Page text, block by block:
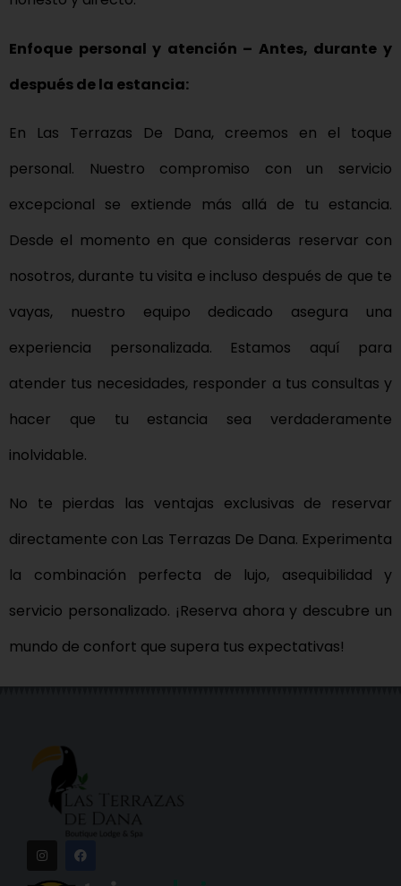
Enfoque personal y atención – Antes, durante y
después de la estancia:
En Las Terrazas De Dana, creemos en el toque
personal. Nuestro compromiso con un servicio
excepcional se extiende más allá de tu estancia.
Desde el momento en que consideras reservar con
nosotros, durante tu visita e incluso después de que te
vayas, nuestro equipo dedicado asegura una
experiencia personalizada. Estamos aquí para
atender tus necesidades, responder a tus consultas y
hacer que tu estancia sea verdaderamente
inolvidable.
No te pierdas las ventajas exclusivas de reservar
directamente con Las Terrazas De Dana. Experimenta
la combinación perfecta de lujo, asequibilidad y
servicio personalizado. ¡Reserva ahora y descubre un
mundo de confort que supera tus expectativas!